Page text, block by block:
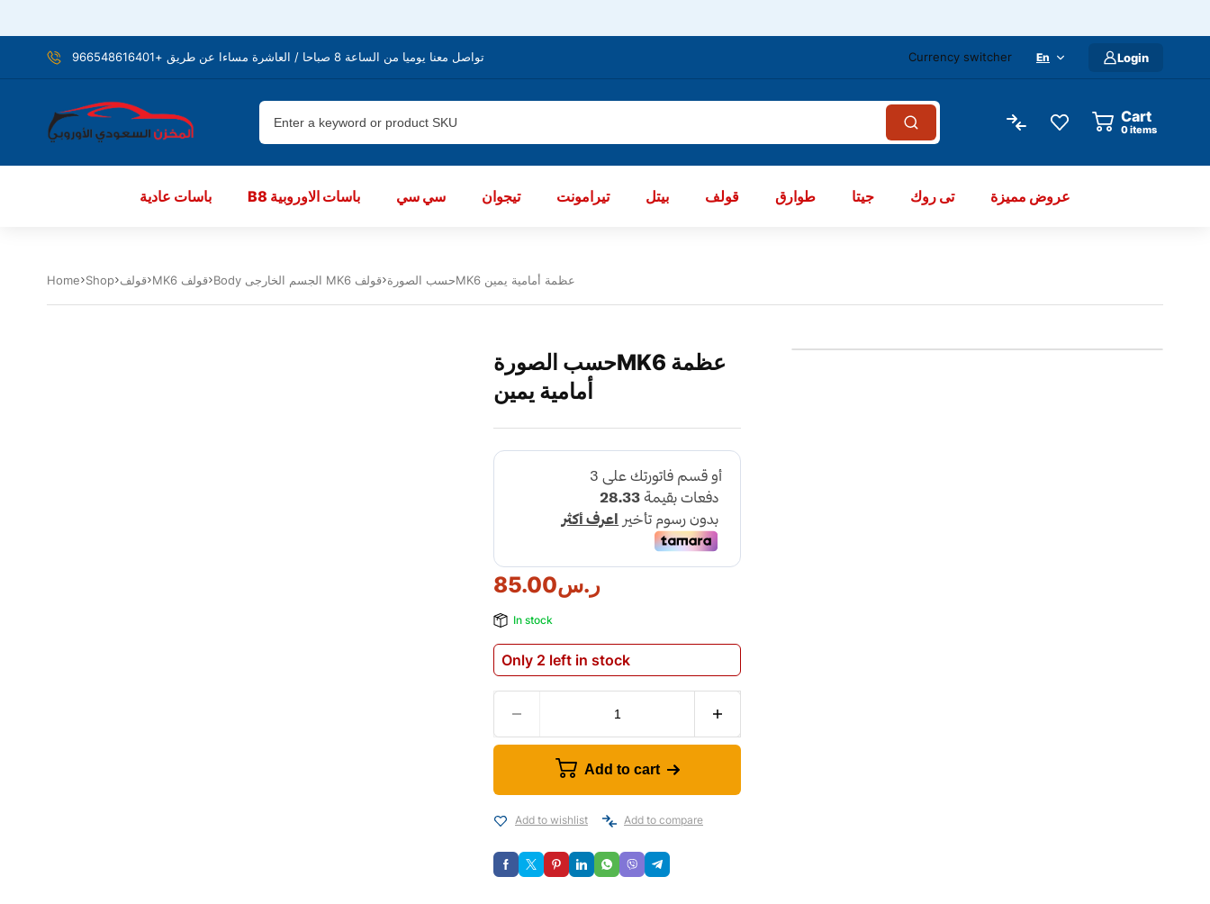
تواصل معنا يوميا من الساعة 8 صباحا / العاشرة مساءا عن طريق +966548616401 Currency switcher En Login
Cart
items
باسات عادية B8 باسات الاوروبية سي سي تيجوان تيرامونت بيتل قولف طوارق جيتا تى روك عروض مميزة
Home Shop قولف MK6 قولف Body الجسم الخارجى MK6 قولف حسب الصورةMK6 عظمة أمامية يمين
حسب الصورةMK6 عظمة
أمامية يمين
ر.س85.00
In stock
Only 2 left in stock
Add to cart
Add to wishlist Add to compare